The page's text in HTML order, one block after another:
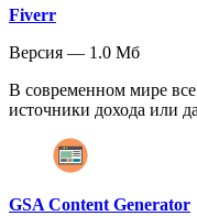
Fiverr
Версия — 1.0 Мб
В современном мире
источники дохода или
GSA Content Generator